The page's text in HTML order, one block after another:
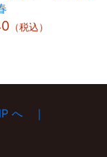
（税込）
へ ｜